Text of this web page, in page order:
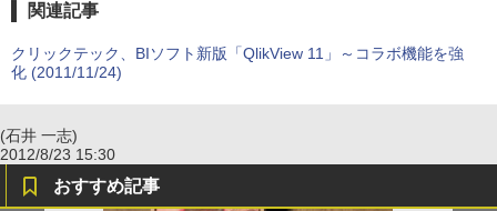
関連記事
クリックテック、BIソフト新版「QlikView 11」～コラボ機能を強
化 (2011/11/24)
(石井 一志)
2012/8/23 15:30
おすすめ記事